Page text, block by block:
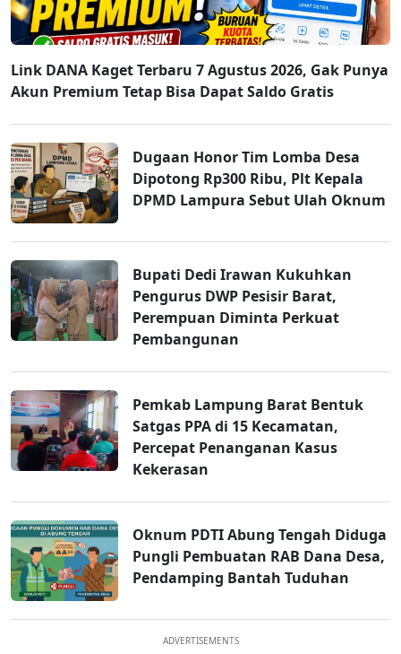
Link DANA Kaget Terbaru 7 Agustus 2026, Gak Punya
Akun Premium Tetap Bisa Dapat Saldo Gratis
Dugaan Honor Tim Lomba Desa
Dipotong Rp300 Ribu, Plt Kepala
DPMD Lampura Sebut Ulah Oknum
Bupati Dedi Irawan Kukuhkan
Pengurus DWP Pesisir Barat,
Perempuan Diminta Perkuat
Pembangunan
Pemkab Lampung Barat Bentuk
Satgas PPA di 15 Kecamatan,
Percepat Penanganan Kasus
Kekerasan
Oknum PDTI Abung Tengah Diduga
Pungli Pembuatan RAB Dana Desa,
Pendamping Bantah Tuduhan
ADVERTISEMENTS